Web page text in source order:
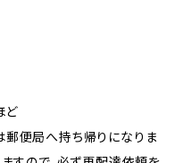
ど
便局へ持ち帰りになりま